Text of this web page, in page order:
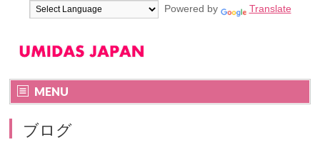
Powered by Translate
MENU
ブログ